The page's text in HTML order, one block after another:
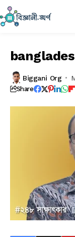
Biggani Org
Share